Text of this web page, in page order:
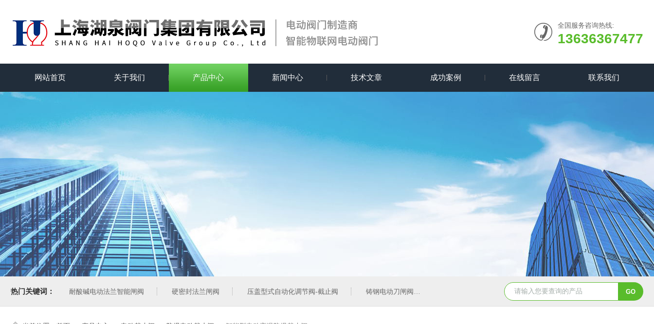
全国服务咨询热线:
13636367477
网站首页 关于我们 产品中心 新闻中心 技术文章 成功案例 在线留言 联系我们
热门关键词： 耐酸碱电动法兰智能闸阀 硬密封法兰闸阀 压盖型式自动化调节阀-截止阀 铸钢电动刀闸阀 造纸行业电动刀闸阀选型 dn200湖泉电动截止阀 一